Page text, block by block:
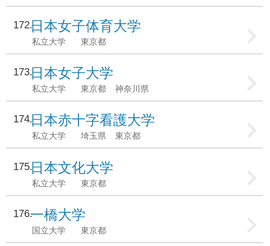
172日本女子体育大学
私立大学 東京都
173日本女子大学
私立大学 東京都 神奈川県
174日本赤十字看護大学
私立大学 埼玉県 東京都
175日本文化大学
私立大学 東京都
176一橋大学
国立大学 東京都